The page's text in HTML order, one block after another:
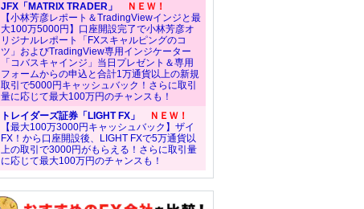
JFX「MATRIX TRADER」
ＮＥＷ！
【小林芳彦レポート＆TradingViewインジと最
大100万5000円】口座開設完了で小林芳彦オ
リジナルレポート「FXスキャルピングのコ
ツ」およびTradingView専用インジケーター
「コバスキャインジ」当日プレゼント＆専用
フォームからの申込と合計1万通貨以上の新規
取引で5000円キャッシュバック！さらに取引
量に応じて最大100万円のチャンスも！
トレイダーズ証券「LIGHT FX」
ＮＥＷ！
【最大100万3000円キャッシュバック】ザイ
FX！から口座開設後、LIGHT FXで5万通貨以
上の取引で3000円がもらえる！さらに取引量
に応じて最大100万円のチャンスも！